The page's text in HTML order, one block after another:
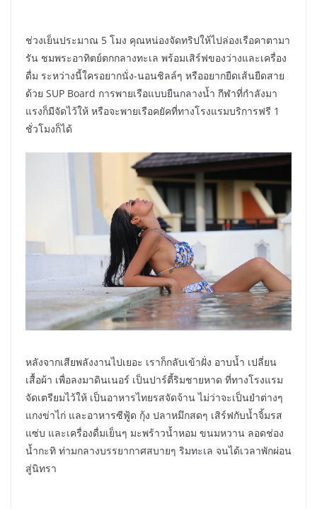
ช่วงเย็นประมาณ 5 โมง คุณหน่องจัดทริปให้ไปล่องเรือคาตามา
รัน ชมพระอาทิตย์ตกกลางทะเล พร้อมเสิร์ฟของว่างและเครื่อง
ดื่ม ระหว่างนี้ใครอยากนั่ง-นอนชิลล์ๆ หรืออยากยืดเส้นยืดสาย
ด้วย SUP Board การพายเรือแบบยืนกลางน้ำ กีฬาที่กำลังมา
แรงก็มีจัดไว้ให้ หรือจะพายเรือคยัคที่ทางโรงแรมบริการฟรี 1
ชั่วโมงก็ได้
หลังจากเสียพลังงานไปเยอะ เราก็กลับเข้าฝั่ง อาบน้ำ เปลี่ยน
เสื้อผ้า เพื่อลงมาดินเนอร์ เป็นปาร์ตี้ริมชายหาด ที่ทางโรงแรม
จัดเตรียมไว้ให้ เป็นอาหารไทยรสจัดจ้าน ไม่ว่าจะเป็นยำต่างๆ
แกงข่าไก่ และอาหารซีฟู้ด กุ้ง ปลาหมึกสดๆ เสิร์ฟกับน้ำจิ้มรส
แซ่บ และเครื่องดื่มเย็นๆ มะพร้าวน้ำหอม ขนมหวาน ลอดช่อง
น้ำกะทิ ท่ามกลางบรรยากาศสบายๆ ริมทะเล จนได้เวลาพักผ่อน
สู่นิทรา